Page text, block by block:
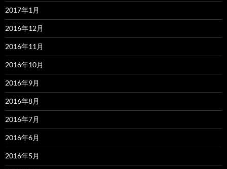
2017年1月
2016年12月
2016年11月
2016年10月
2016年9月
2016年8月
2016年7月
2016年6月
2016年5月